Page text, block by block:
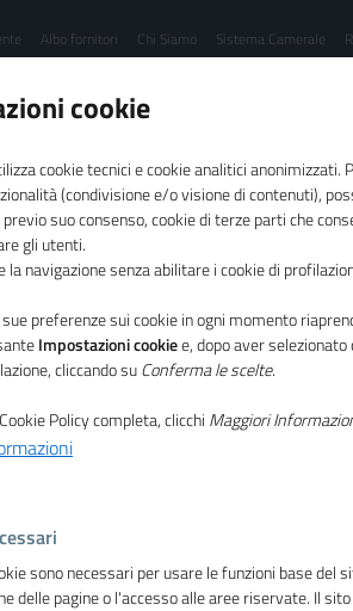
Albo fornitori Chi Siamo Sistema Camerale
Camerale
- Archivio 2022
- Archivio giugno 2022
il bando per la selezione di
Salone dell'enogastronomia
-
il bando per la
cookie
cookie tecnici e cookie analitici anonimizzati.
(condivisione e/o visione di contenuti),
suo consenso, cookie di terze parti che
gli utenti.
la navigazione senza abilitare i cookie di
preferenze sui cookie in ogni momento
Impostazioni cookiee, dopo aver
cliccando suConferma le scelte.
Policy completa, clicchi Maggiori
sono necessari per usare le funzioni base del
delle pagine o l'accesso alle aree riservate. Il